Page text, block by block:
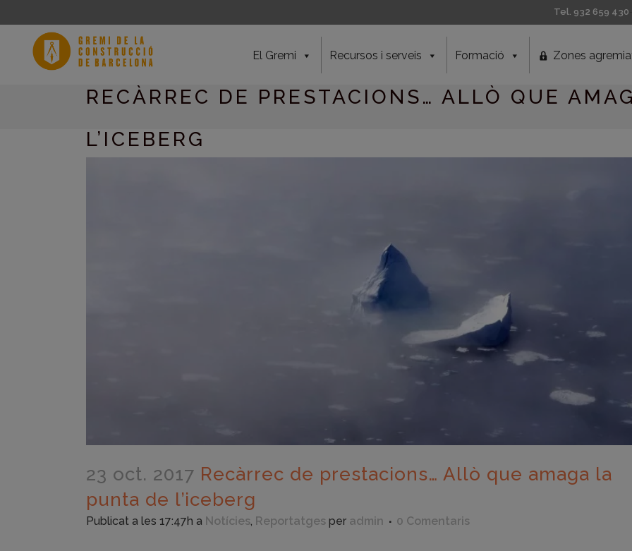
Tel. 932 659 430
El Gremi Recursos i serveis Formació Zones
RECÀRREC DE PRESTACIONS… ALLÒ QUE
L’ICEBERG
23 oct. 2017 Recàrrec de prestacions… Allò que amaga la
punta de l’iceberg
Publicat a les 17:47h a Notícies, Reportatges per admin 0 Comentaris